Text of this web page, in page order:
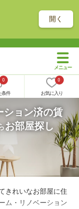
開く
0
条件
0
お気に入り
ション済の賃
お部屋探し
きれいなお部屋に住
ム・リノベーション